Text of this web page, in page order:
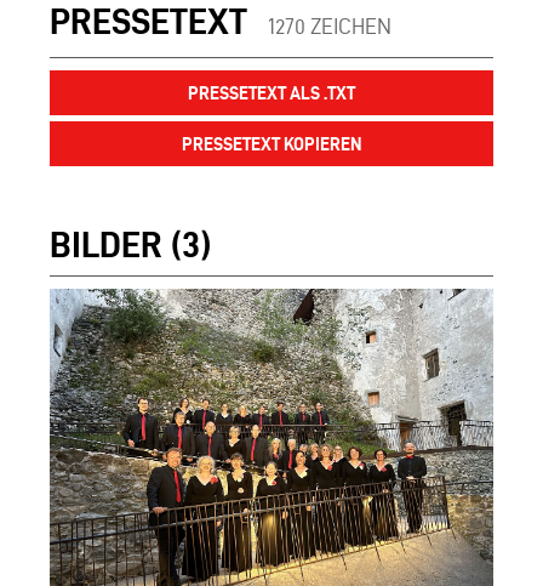
PRESSETEXT 1270 ZEICHEN
PRESSETEXT ALS .TXT
PRESSETEXT KOPIEREN
BILDER (3)